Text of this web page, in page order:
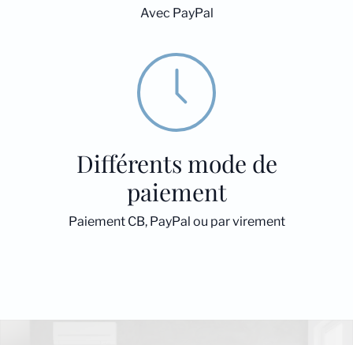
Avec PayPal
Différents mode de
paiement
Paiement CB, PayPal ou par virement